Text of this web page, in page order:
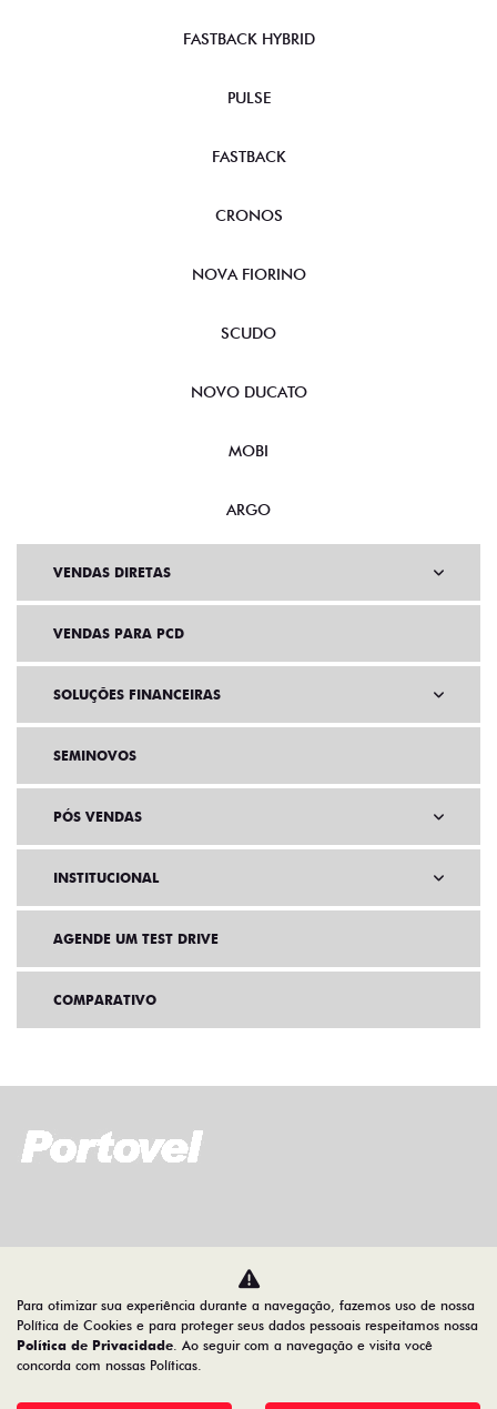
FASTBACK HYBRID
PULSE
FASTBACK
CRONOS
NOVA FIORINO
SCUDO
NOVO DUCATO
MOBI
ARGO
VENDAS DIRETAS
VENDAS PARA PCD
SOLUÇÕES FINANCEIRAS
SEMINOVOS
PÓS VENDAS
INSTITUCIONAL
AGENDE UM TEST DRIVE
COMPARATIVO
Desacelere. Seu bem maior é a vida.
Para otimizar sua experiência durante a navegação, fazemos uso de nossa
Política de Cookies e para proteger seus dados pessoais respeitamos nossa
Política de Privacidade. Ao seguir com a navegação e visita você
concorda com nossas Políticas.